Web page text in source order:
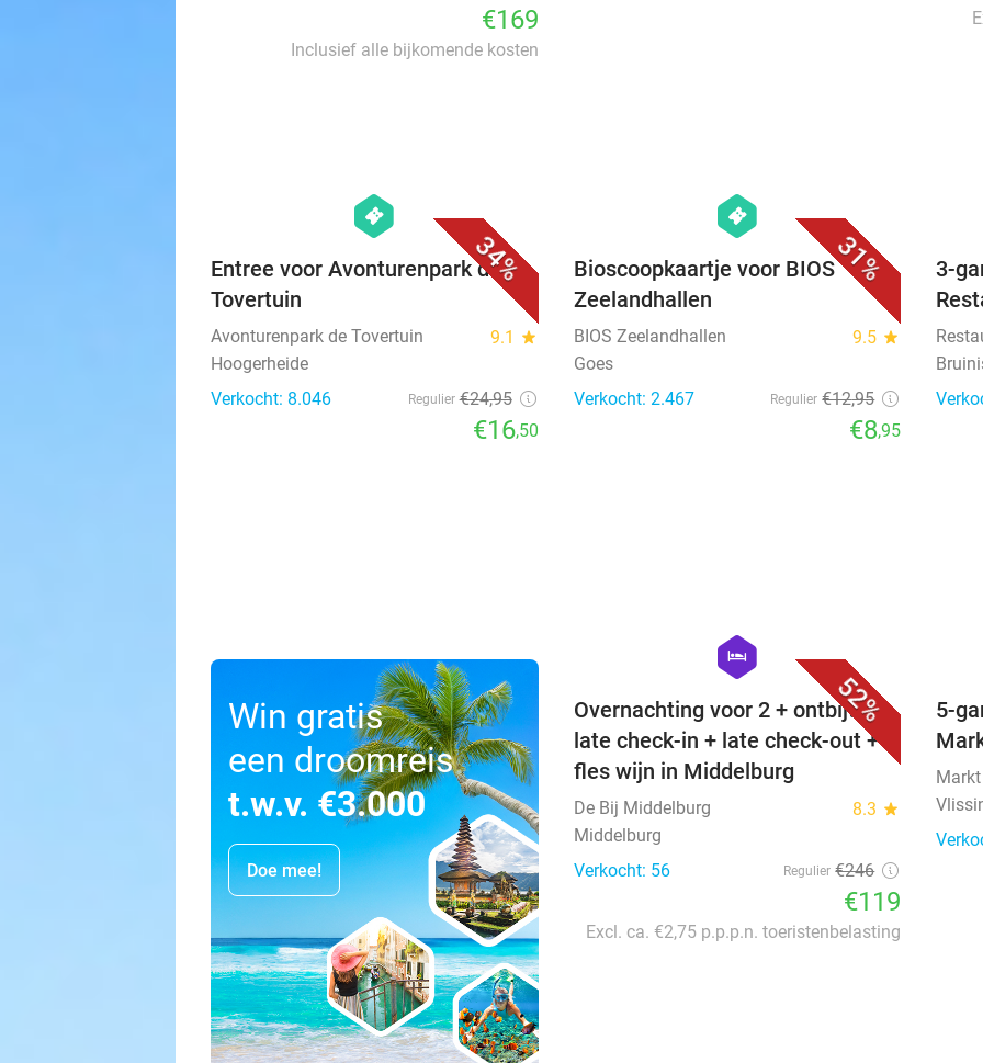
€169
Inclusief alle bijkomende kosten
34%
hexagon
events
Entree voor Avonturenpark de
Tovertuin
Avonturenpark de Tovertuin 9.1 star
Hoogerheide
Verkocht: 8.046
Regulier €24,95
€16,50
31%
hexagon
events
Bioscoopkaartje voor BIOS
Zeelandhallen
BIOS Zeelandhallen 9.5 star
Goes
Verkocht: 2.467
Regulier €12,95
€8,95
3-
Win gratis
een droomreis
t.w.v. €3.000
Doe mee!
52%
hexagon
hotel
Overnachting voor 2 + ontbijt +
late check-in + late check-out +
fles wijn in Middelburg
De Bij Middelburg 8.3 star
Middelburg
Verkocht: 56
Regulier €246
€119
Excl. ca. €2,75 p.p.p.n. toeristenbelasting
5-